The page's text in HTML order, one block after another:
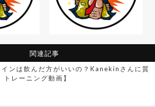
関連記事
インは飲んだ方がいいの？Kanekinさんに質
トレーニング動画】